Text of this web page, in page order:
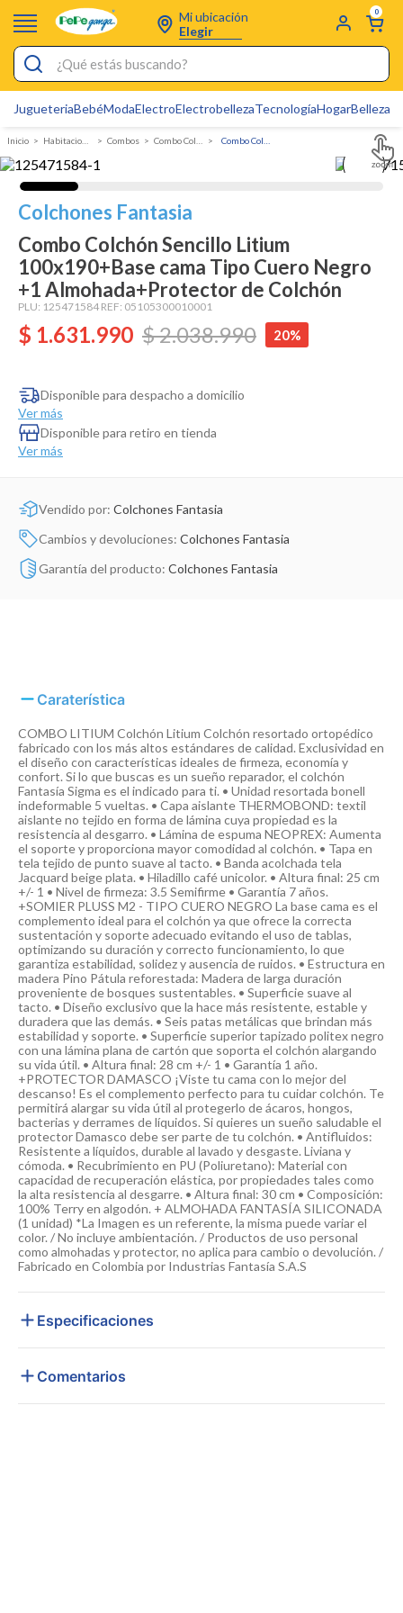
Mi ubicación
Elegir
0
¿Qué estás buscando?
JugueteriaBebéModaElectroElectrobellezaTecnologíaHogarBelleza
Habitacion y Colchones Combos Combo Colchon y Base Cama
Colchones Fantasia
Combo Colchón Sencillo Litium
100x190+Base cama Tipo Cuero Negro
+1 Almohada+Protector de Colchón
PLU: 125471584 REF: 05105300010001
$ 1.631.990 $2.038.990 20%
Disponible para despacho a domicilio
Ver más
Disponible para retiro en tienda
Ver más
Vendido por: Colchones Fantasia
Cambios y devoluciones: Colchones Fantasia
Garantía del producto: Colchones Fantasia
Caraterística
COMBO LITIUM Colchón Litium Colchón resortado ortopédico
fabricado con los más altos estándares de calidad. Exclusividad en
el diseño con características ideales de firmeza, economía y
confort. Si lo que buscas es un sueño reparador, el colchón
Fantasía Sigma es el indicado para ti. • Unidad resortada bonell
indeformable 5 vueltas. • Capa aislante THERMOBOND: textil
aislante no tejido en forma de lámina cuya propiedad es la
resistencia al desgarro. • Lámina de espuma NEOPREX: Aumenta
el soporte y proporciona mayor comodidad al colchón. • Tapa en
tela tejido de punto suave al tacto. • Banda acolchada tela
Jacquard beige plata. • Hiladillo café unicolor. • Altura final: 25 cm
+/- 1 • Nivel de firmeza: 3.5 Semifirme • Garantía 7 años.
+SOMIER PLUSS M2 - TIPO CUERO NEGRO La base cama es el
complemento ideal para el colchón ya que ofrece la correcta
sustentación y soporte adecuado evitando el uso de tablas,
optimizando su duración y correcto funcionamiento, lo que
garantiza estabilidad, solidez y ausencia de ruidos. • Estructura en
madera Pino Pátula reforestada: Madera de larga duración
proveniente de bosques sustentables. • Superficie suave al
tacto. • Diseño exclusivo que la hace más resistente, estable y
duradera que las demás. • Seis patas metálicas que brindan más
estabilidad y soporte. • Superficie superior tapizado politex negro
con una lámina plana de cartón que soporta el colchón alargando
su vida útil. • Altura final: 28 cm +/- 1 • Garantía 1 año.
+PROTECTOR DAMASCO ¡Viste tu cama con lo mejor del
descanso! Es el complemento perfecto para tu cuidar colchón. Te
permitirá alargar su vida útil al protegerlo de ácaros, hongos,
bacterias y derrames de líquidos. Si quieres un sueño saludable el
protector Damasco debe ser parte de tu colchón. • Antifluidos:
Resistente a líquidos, durable al lavado y desgaste. Liviana y
cómoda. • Recubrimiento en PU (Poliuretano): Material con
capacidad de recuperación elástica, por propiedades tales como
la alta resistencia al desgarre. • Altura final: 30 cm • Composición:
100% Terry en algodón. + ALMOHADA FANTASÍA SILICONADA
(1 unidad) *La Imagen es un referente, la misma puede variar el
color. / No incluye ambientación. / Productos de uso personal
como almohadas y protector, no aplica para cambio o devolución. /
Fabricado en Colombia por Industrias Fantasía S.A.S
Especificaciones
Comentarios
Pijamas
Electro
Figuras Toy Story
Carters
Cartas Pokemon
Silla Mecedora Bebé
Bebes
Dinosaurio Juguete